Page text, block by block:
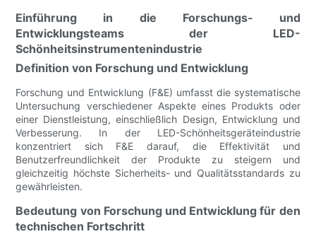
Einführung in die Forschungs- und
Entwicklungsteams der LED-
Schönheitsinstrumentenindustrie
Definition von Forschung und Entwicklung
Forschung und Entwicklung (F&E) umfasst die systematische
Untersuchung verschiedener Aspekte eines Produkts oder
einer Dienstleistung, einschließlich Design, Entwicklung und
Verbesserung. In der LED-Schönheitsgeräteindustrie
konzentriert sich F&E darauf, die Effektivität und
Benutzerfreundlichkeit der Produkte zu steigern und
gleichzeitig höchste Sicherheits- und Qualitätsstandards zu
gewährleisten.
Bedeutung von Forschung und Entwicklung für den
technischen Fortschritt